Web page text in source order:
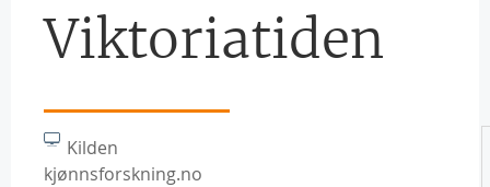
Viktoriatiden
Kilden
kjønnsforskning.no